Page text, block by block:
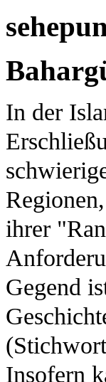
In der
ihrer
Gegend
Insofern